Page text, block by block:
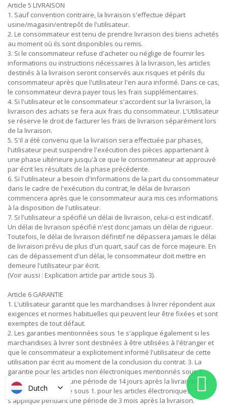
Article 5 LIVRAISON
1. Sauf convention contraire, la livraison s'effectue départ
usine/magasin/entrepôt de l'utilisateur.
2. Le consommateur est tenu de prendre livraison des biens achetés
au moment où ils sont disponibles ou remis.
3. Si le consommateur refuse d'acheter ou néglige de fournir les
informations ou instructions nécessaires à la livraison, les articles
destinés à la livraison seront conservés aux risques et périls du
consommateur après que l'utilisateur l'en aura informé. Dans ce cas,
le consommateur devra payer tous les frais supplémentaires.
4. Si l'utilisateur et le consommateur s'accordent sur la livraison, la
livraison des achats se fera aux frais du consommateur. L'Utilisateur
se réserve le droit de facturer les frais de livraison séparément lors
de la livraison.
5. S'il a été convenu que la livraison sera effectuée par phases,
l'utilisateur peut suspendre l'exécution des pièces appartenant à
une phase ultérieure jusqu'à ce que le consommateur ait approuvé
par écrit les résultats de la phase précédente.
6. Si l'utilisateur a besoin d'informations de la part du consommateur
dans le cadre de l'exécution du contrat, le délai de livraison
commencera après que le consommateur aura mis ces informations
à la disposition de l'utilisateur.
7. Si l'utilisateur a spécifié un délai de livraison, celui-ci est indicatif.
Un délai de livraison spécifié n'est donc jamais un délai de rigueur.
Toutefois, le délai de livraison définitif ne dépassera jamais le délai
de livraison prévu de plus d'un quart, sauf cas de force majeure. En
cas de dépassement d'un délai, le consommateur doit mettre en
demeure l'utilisateur par écrit.
(Voir aussi : Explication article par article sous 3).
Article 6 GARANTIE
1. L'utilisateur garantit que les marchandises à livrer répondent aux
exigences et normes habituelles qui peuvent leur être fixées et sont
exemptes de tout défaut.
2. Les garanties mentionnées sous 1e s'applique également si les
marchandises à livrer sont destinées à être utilisées à l'étranger et
que le consommateur a explicitement informé l'utilisateur de cette
utilisation par écrit au moment de la conclusion du contrat. 3. La
garantie pour les articles non électroniques mentionnés sous 1.
s'applique pendant une période de 14 jours après la livraison. La
garantie mentionnée sous 1. pour les articles électroniques
s'applique pendant une période de 3 mois après la livraison.
Dutch